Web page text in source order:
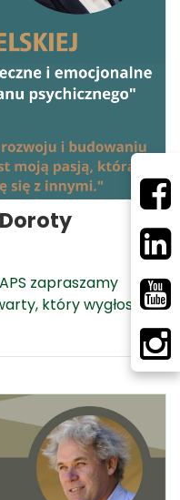
zapraszamy
który wygłosi